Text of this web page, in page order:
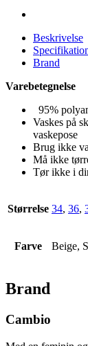
Beskrivelse
Brand
Varebetegnelse
95%
Vaskes på
vaskepose
Brug ikke
Må ikke
Tør ikke i
Størrelse 34, 36,
Farve Beige,
Brand
Cambio